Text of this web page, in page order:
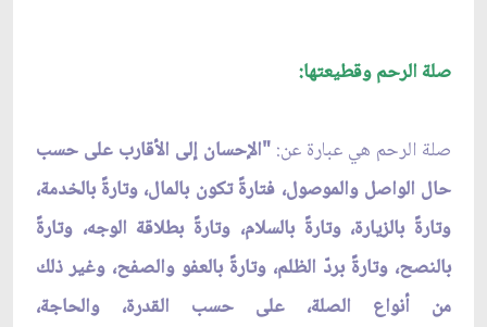
صلة الرحم وقطيعتها:
صلة الرحم هي عبارة عن: "الإحسان إلى الأقارب على حسب
حال الواصل والموصول، فتارةً تكون بالمال، وتارةً بالخدمة،
وتارةً بالزيارة، وتارةً بالسلام، وتارةً بطلاقة الوجه، وتارةً
بالنصح، وتارةً بردّ الظلم، وتارةً بالعفو والصفح، وغير ذلك
من أنواع الصلة، على حسب القدرة، والحاجة،